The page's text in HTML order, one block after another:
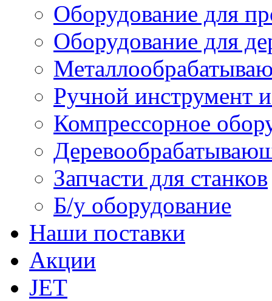
Оборудование для
Оборудование для
Ручной инструмент
Компрессорное
Запчасти для станков
Б/у оборудование
Наши поставки
Акции
JET